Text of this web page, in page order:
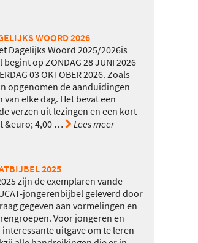
WOORD 2026
Dagelijks Woord 2025/2026is
op ZONDAG 28 JUNI 2026
03 OKTOBER 2026. Zoals
opgenomen de aanduidingen
elke dag. Het bevat een
verzen uit lezingen en een kort
&euro; 4,00… Lees meer
2025
zijn de exemplaren vande
jongerenbijbel geleverd door
gegeven aan vormelingen en
Voor jongeren en
uitgave om te leren